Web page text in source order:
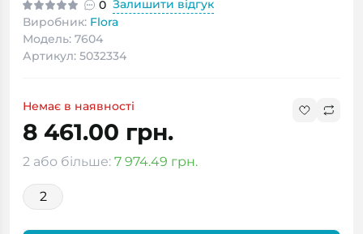
0 Залишити відгук
Виробник: Flora
Модель: 7604
Артикул: 5032334
Немає в наявності
8 461.00 грн.
2 або більше: 7 974.49 грн.
2